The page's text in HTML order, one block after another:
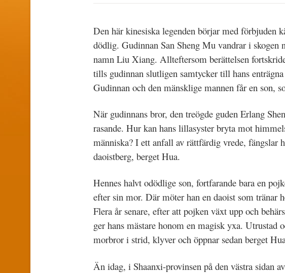
Den här kinesiska legenden börjar med förbjuden
dödlig. Gudinnan San Sheng Mu vandrar i
namn Liu Xiang. Allteftersom berättelsen
tills gudinnan slutligen samtycker till hans
Gudinnan och den mänsklige mannen får en son,
När gudinnans bror, den treögde guden Erlang
rasande. Hur kan hans lillasyster bryta mot
människa? I ett anfall av rättfärdig vrede, fängslar
daoistberg, berget Hua.
Hennes halvt odödlige son, fortfarande bara en
efter sin mor. Där möter han en daoist som tränar
Flera år senare, efter att pojken växt upp och
ger hans mästare honom en magisk yxa. Utrustad
morbror i strid, klyver och öppnar sedan berget
Än idag, i Shaanxi-provinsen på den västra sidan